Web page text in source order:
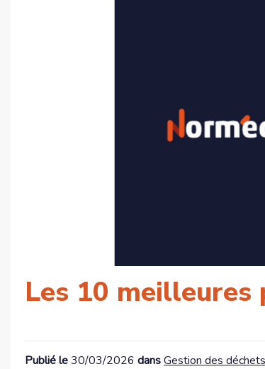
Les 10
Publié le30/03/2026 dansGestion des déchets